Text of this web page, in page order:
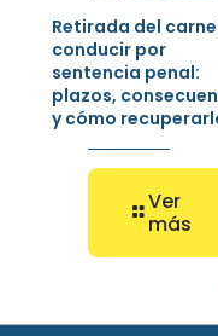
Retirada del
conducir por
sentencia penal:
plazos,
y cómo
Ver
más